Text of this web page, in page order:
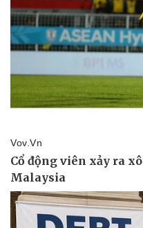
Pháp luật
Tin nóng
Tư vấn luật